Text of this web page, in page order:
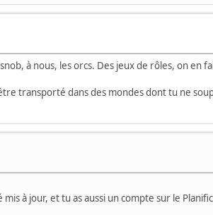
à nous, les orcs. Des jeux de rôles, on en
transporté dans des mondes dont tu ne
à jour, et tu as aussi un compte sur le